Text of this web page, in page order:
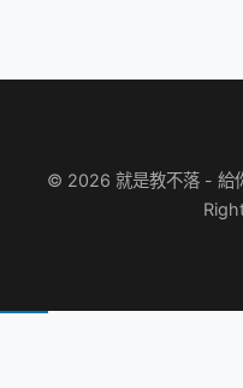
© 2026 就是教不落 - 給